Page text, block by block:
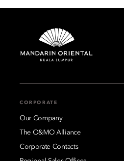
CORPORATE
Our Company
The O&MO Alliance
Corporate Contacts